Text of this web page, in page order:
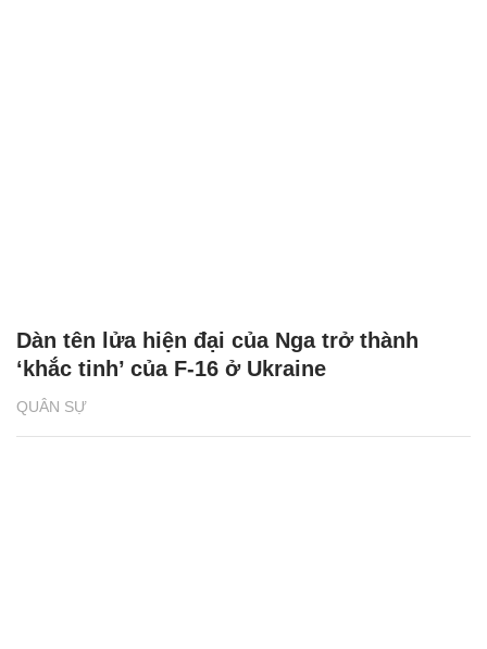
QUÂN SỰ
Dàn tên lửa hiện đại của Nga trở thành
‘khắc tinh’ của F-16 ở Ukraine